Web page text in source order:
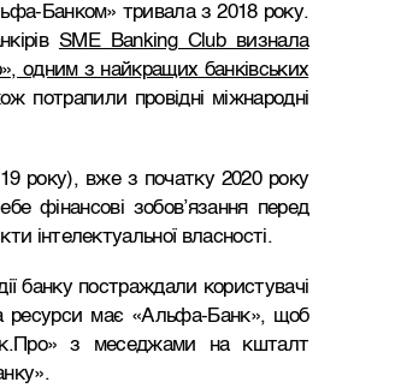
Банком» тривала з 2018 року.
SME Banking Club визнала
одним з найкращих банківських
потрапили провідні міжнародні
року), вже з початку 2020 року
фінансові зобов’язання перед
інтелектуальної власності.
банку постраждали користувачі
ресурси має «Альфа-Банк», щоб
з меседжами на кшталт